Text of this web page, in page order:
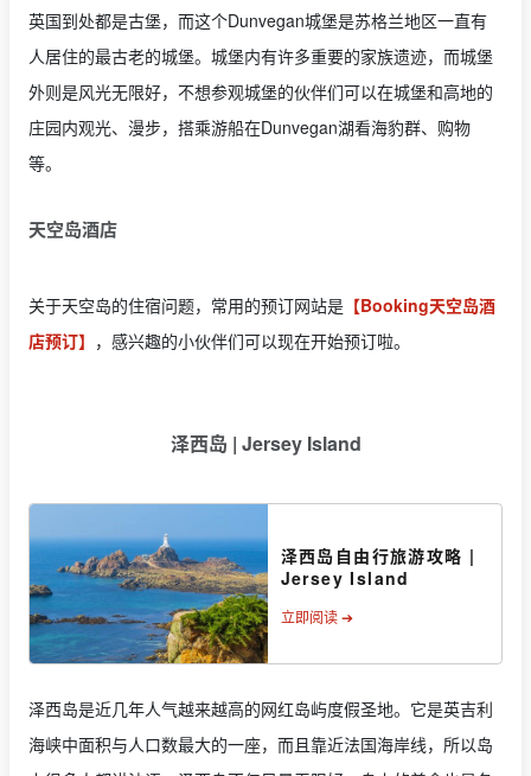
英国到处都是古堡，而这个Dunvegan城堡是苏格兰地区一直有
人居住的最古老的城堡。城堡内有许多重要的家族遗迹，而城堡
外则是风光无限好，不想参观城堡的伙伴们可以在城堡和高地的
庄园内观光、漫步，搭乘游船在Dunvegan湖看海豹群、购物
等。
天空岛酒店
关于天空岛的住宿问题，常用的预订网站是 【Booking天空岛酒
店预订】 ，感兴趣的小伙伴们可以现在开始预订啦。
泽西岛 | Jersey Island
泽西岛自由行旅游攻略 |
Jersey Island
立即阅读 ➔
泽西岛是近几年人气越来越高的网红岛屿度假圣地。它是英吉利
海峡中面积与人口数最大的一座，而且靠近法国海岸线，所以岛